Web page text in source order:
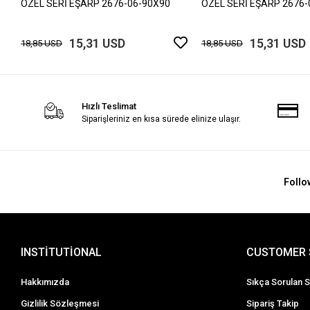
ÖZEL SERİ EŞARP 2676-06-90X90
18,85 USD 15,31 USD
ÖZEL SERİ EŞARP
18,85 USD 15,31 USD
Hızlı Teslimat
Siparişleriniz en kısa sürede elinize ulaşır.
INSTİTUTİONAL
Hakkımızda
Gizlilik Sözleşmesi
CUSTOMER
Sıkça Sorulan
Sipariş Takip